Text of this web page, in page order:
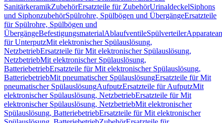
SanitärkeramikZubehörErsatzteile für ZubehörUrinaldeckelSiphons
und SiphonzubehörSpülrohre, Spülbögen und ÜbergängeErsatzteile
für Spülrohre, Spülbögen und
ÜbergängeBefestigungsmaterialAblaufventileSpülverteiler
für UnterputzMit elektronischer Spülauslösung,
NetzbetriebErsatzteile für Mit elektronischer Spülauslösung,
NetzbetriebMit elektronischer Spülauslösung,
BatteriebetriebErsatzteile für Mit elektronischer Spülauslösung,
BatteriebetriebMit pneumatischer SpülauslösungErsatzteile für Mit
pneumatischer SpülauslösungAufputzErsatzteile für AufputzMit
elektronischer Spülauslösung, NetzbetriebErsatzteile für Mit
elektronischer Spülauslösung, NetzbetriebMit elektronischer
Spülauslösung, BatteriebetriebErsatzteile für Mit elektronischer